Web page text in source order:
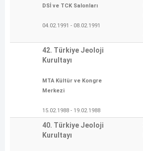
DSİ ve TCK Salonları
04.02.1991 - 08.02.1991
42. Türkiye Jeoloji
Kurultayı
MTA Kültür ve Kongre
Merkezi
15.02.1988 - 19.02.1988
40. Türkiye Jeoloji
Kurultayı